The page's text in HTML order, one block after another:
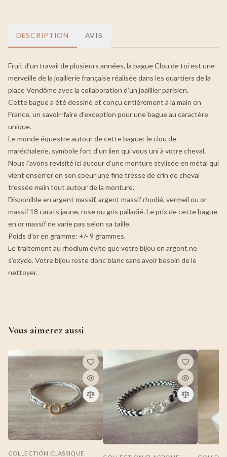
DESCRIPTION AVIS
Fruit d’un travail de plusieurs années, la bague Clou de toi est une
merveille de la joaillerie française réalisée dans les quartiers de la
place Vendôme avec la collaboration d’un joaillier parisien.
Cette bague a été dessiné et conçu entièrement à la main en
France, un savoir-faire d’exception pour une bague au caractère
unique.
Le monde équestre autour de cette bague: le clou de
maréchalerie, symbole fort d’un lien qui vous uni à votre cheval.
Nous l’avons revisité ici autour d’une monture stylisée en métal qui
vient enserrer en son coeur une fine tresse de crin de cheval
tressée main tout autour de la monture.
Disponible en argent massif, argent massif rhodié, vermeil ou or
massif 18 carats jaune, rose ou gris palladié. Le prix de cette bague
en or massif ne varie pas selon sa taille.
Poids d’or en gramme: +/- 9 grammes.
Le traitement au rhodium évite que votre bijou en argent ne
s’oxyde. Votre bijou reste donc blanc sans avoir besoin de le
nettoyer.
Vous aimerez aussi
COLLECTION CLASSIQUE